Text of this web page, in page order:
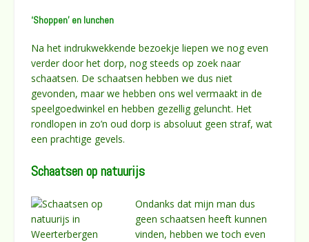
‘Shoppen’ en lunchen
Na het indrukwekkende bezoekje liepen we nog even
verder door het dorp, nog steeds op zoek naar
schaatsen. De schaatsen hebben we dus niet
gevonden, maar we hebben ons wel vermaakt in de
speelgoedwinkel en hebben gezellig geluncht. Het
rondlopen in zo’n oud dorp is absoluut geen straf, wat
een prachtige gevels.
Schaatsen op natuurijs
Ondanks dat mijn man dus
geen schaatsen heeft kunnen
vinden, hebben we toch even